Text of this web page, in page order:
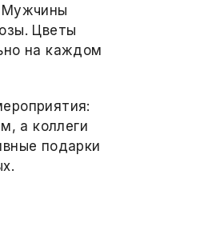
Мужчины
Цветы
на каждом
а коллеги
подарки